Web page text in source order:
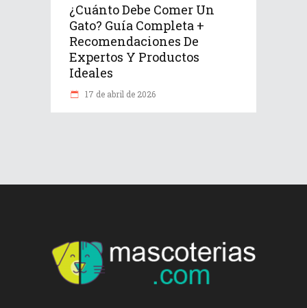
¿Cuánto Debe Comer Un
Gato? Guía Completa +
Recomendaciones De
Expertos Y Productos
Ideales
17 de abril de 2026